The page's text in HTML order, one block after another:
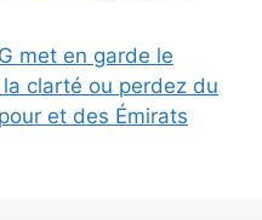
met en garde le
clarté ou perdez du
et des Émirats